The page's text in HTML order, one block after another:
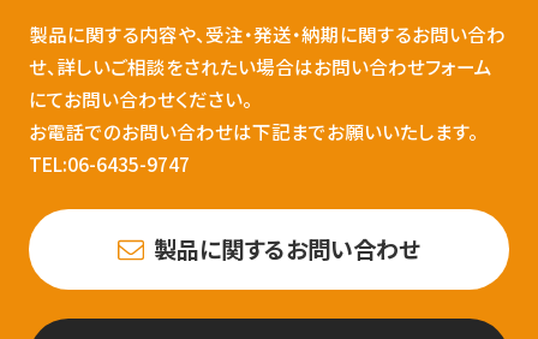
製品に関する内容や、受注・発送・納期に関するお問い合わ
せ、詳しいご相談をされたい場合はお問い合わせフォーム
にてお問い合わせください。
お電話でのお問い合わせは下記までお願いいたします。
TEL:06-6435-9747
製品に関するお問い合わせ